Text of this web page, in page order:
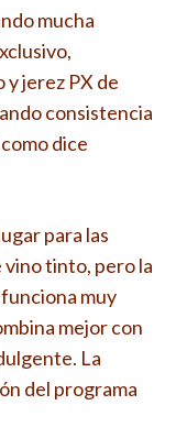
mucha
y jerez PX de
consistencia
dice
para las
vino tinto, pero la
muy
mejor con
La
del programa